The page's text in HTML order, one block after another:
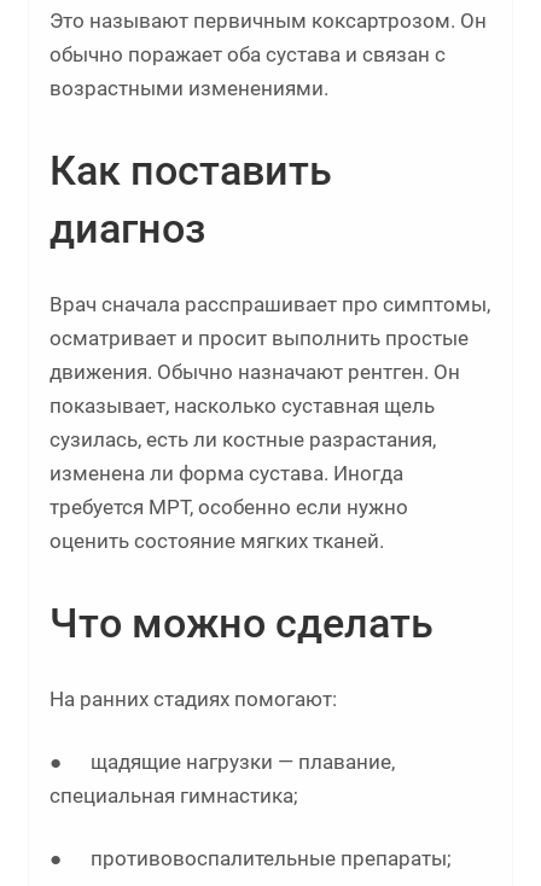
Это называют первичным коксартрозом. Он
обычно поражает оба сустава и связан с
возрастными изменениями.
Как поставить
диагноз
Врач сначала расспрашивает про симптомы,
осматривает и просит выполнить простые
движения. Обычно назначают рентген. Он
показывает, насколько суставная щель
сузилась, есть ли костные разрастания,
изменена ли форма сустава. Иногда
требуется МРТ, особенно если нужно
оценить состояние мягких тканей.
Что можно сделать
На ранних стадиях помогают:
● щадящие нагрузки — плавание,
специальная гимнастика;
● противовоспалительные препараты;